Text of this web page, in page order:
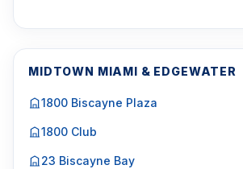
MIDTOWN MIAMI & EDGEWATER
1800 Biscayne Plaza
1800 Club
23 Biscayne Bay